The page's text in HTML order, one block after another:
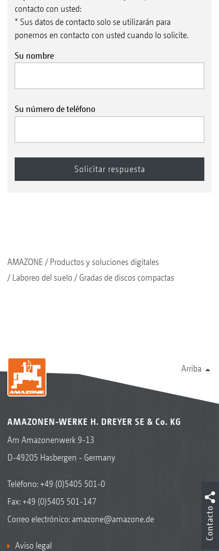
contacto con usted:
* Sus datos de contacto solo se utilizarán para
ponernos en contacto con usted cuando lo solicite.
Su nombre
Su número de teléfono
AMAZONE
Productos y soluciones digitales
Laboreo del suelo
Gradas de discos compactas
Arriba
AMAZONEN-WERKE H. DREYER SE & Co. KG
Am Amazonenwerk 9-13
D-49205 Hasbergen - Germany
Teléfono:+49 (0)5405 501-0
Fax: +49 (0)5405 501-147
Correo electrónico: amazone@amazone.de
Aviso legal
Contacto